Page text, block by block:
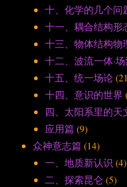
十、化学的几个问
十一、耦合结构形
十三、物体结构物
十二、波流一体·
十五、统一场论
十四、意识的世界
四、太阳系里的天
应用篇 (9)
众神意志篇 (14)
一、地质新认识 (4)
二、探索昆仑 (5)